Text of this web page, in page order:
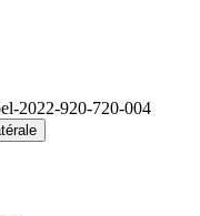
2022-920-720-004